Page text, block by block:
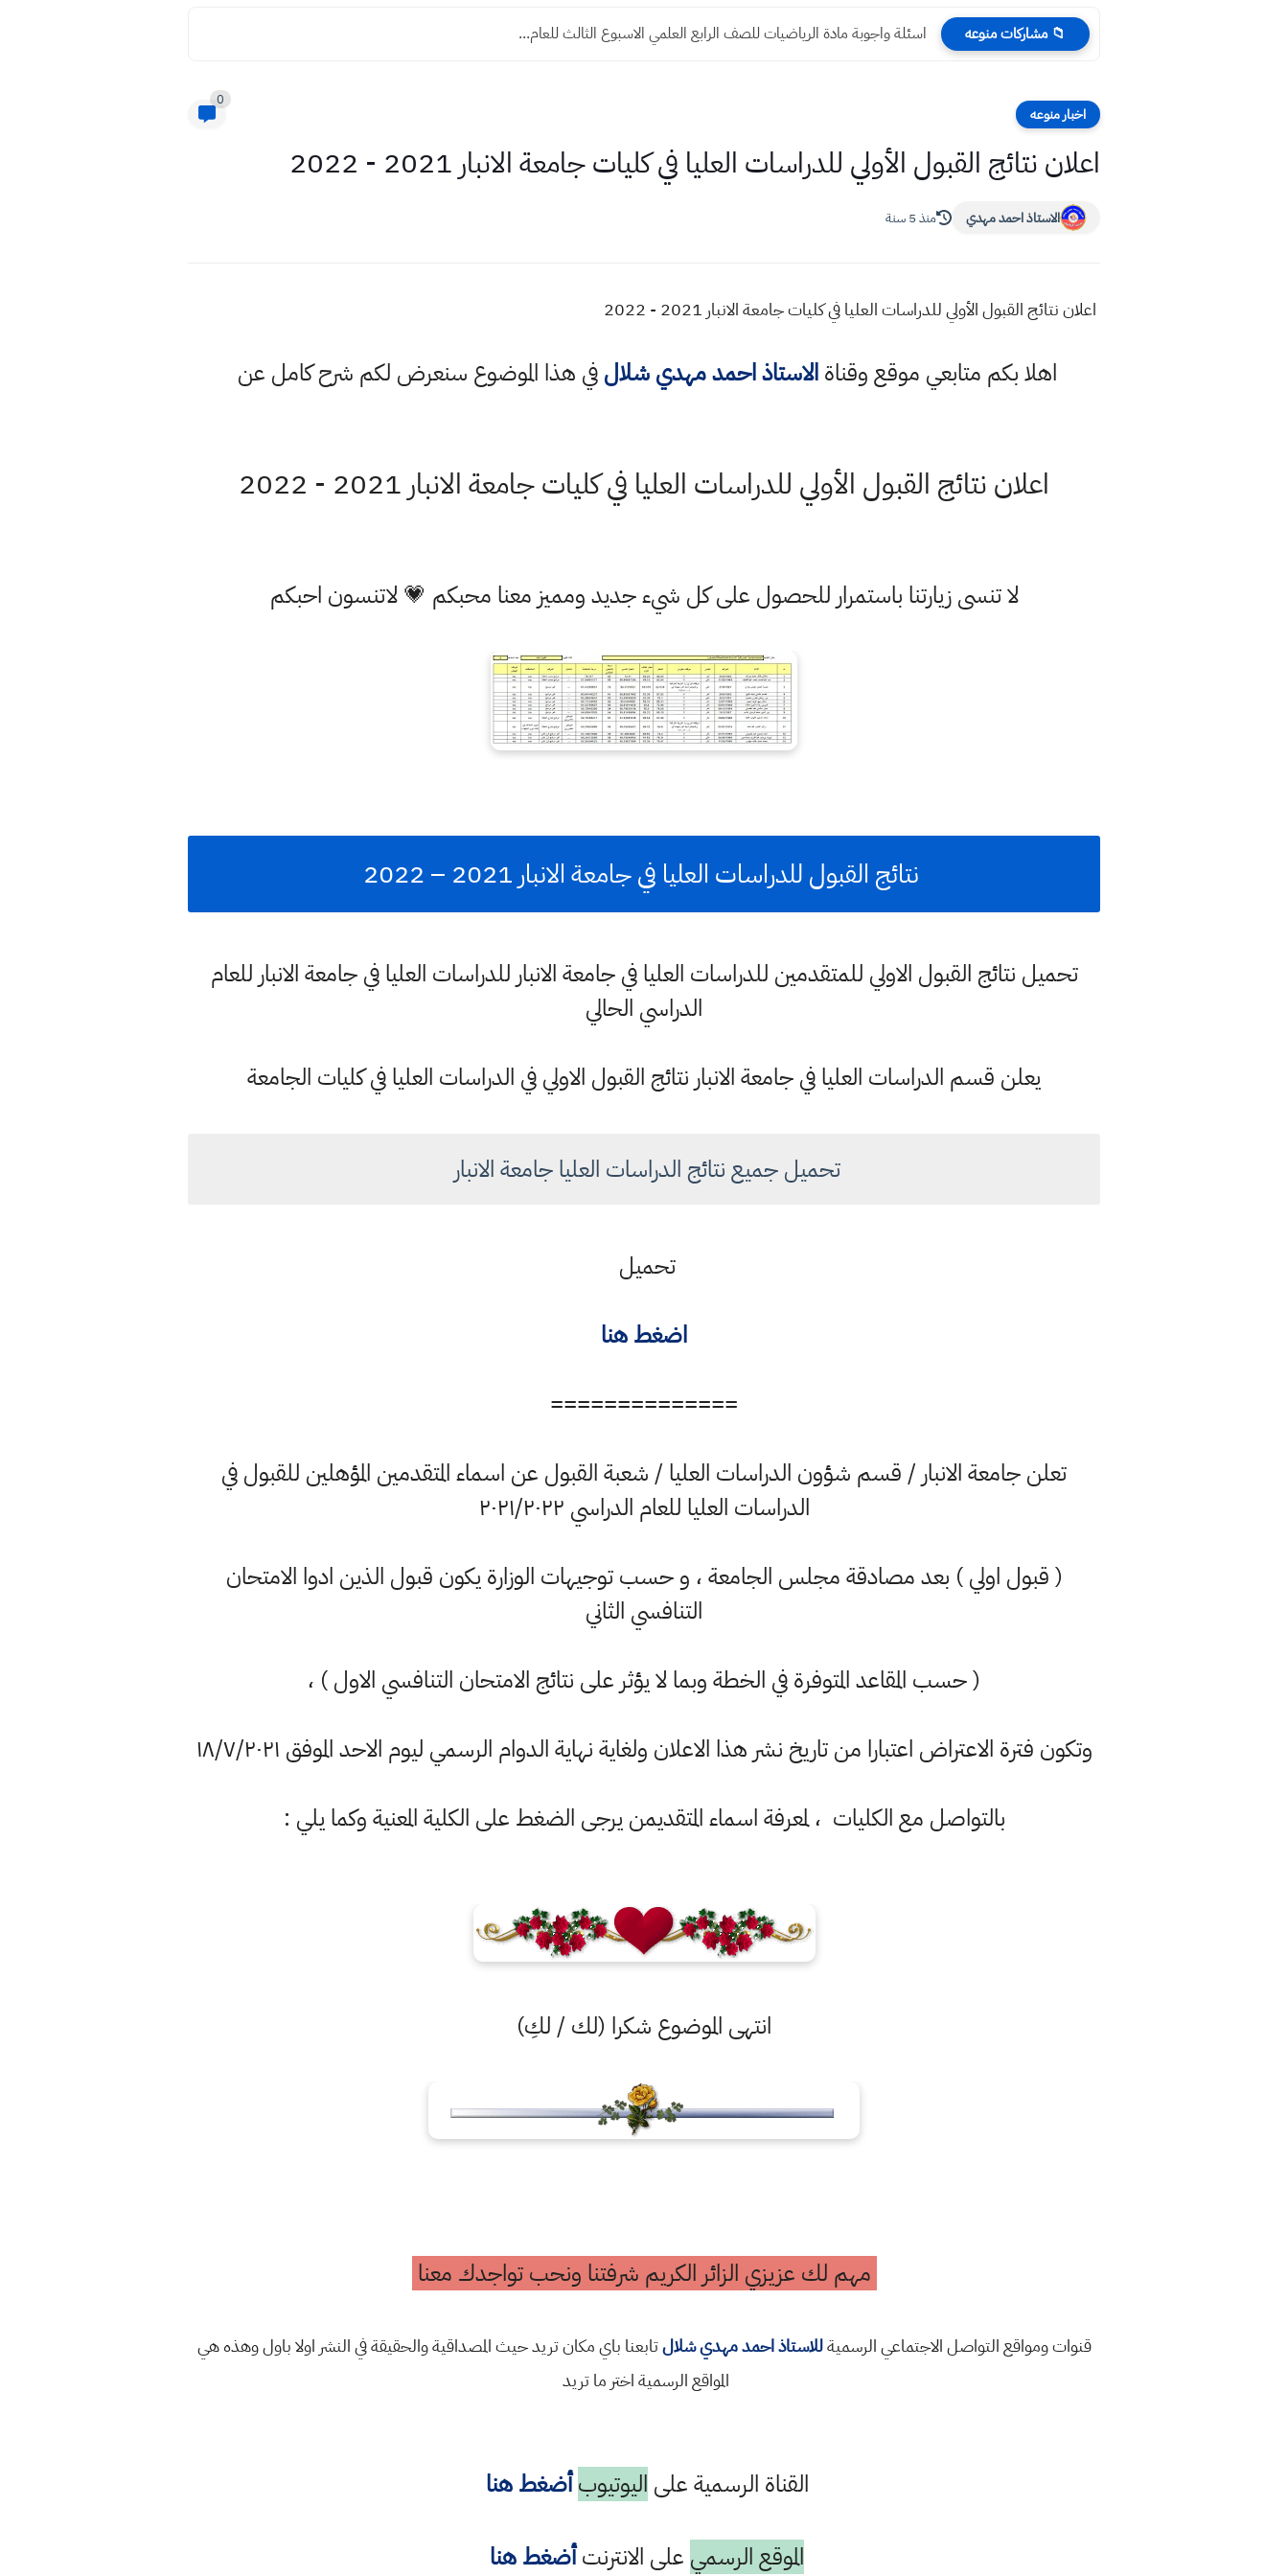
📁 مشاركات منوعه اسئلة واجوبة مادة الرياضيات للصف الرابع العلمي الاسبوع الثالث للعام...
اخبار منوعه
0
اعلان نتائج القبول الأولي للدراسات العليا في كليات جامعة الانبار 2021 - 2022
الاستاذ احمد مهدي منذ 5 سنة
اعلان نتائج القبول الأولي للدراسات العليا في كليات جامعة الانبار 2021 - 2022
اهلا بكم متابعي موقع وقناةالاستاذ احمد مهدي شلالفي هذا الموضوع سنعرض لكم شرح كامل عن
اعلان نتائج القبول الأولي للدراسات العليا في كليات جامعة الانبار 2021 - 2022
لا تنسى زيارتنا باستمرار للحصول على كل شيء جديد ومميز معنا محبكم 💗 لاتنسون احبكم
نتائج القبول للدراسات العليا في جامعة الانبار 2021 – 2022
تحميل نتائج القبول الاولي للمتقدمين للدراسات العليا في جامعة الانبار للدراسات العليا في جامعة الانبار للعام
الدراسي الحالي
يعلن قسم الدراسات العليا في جامعة الانبار نتائج القبول الاولي في الدراسات العليا في كليات الجامعة
تحميل جميع نتائج الدراسات العليا جامعة الانبار
تحميل
اضغط هنا
==============
تعلن جامعة الانبار / قسم شؤون الدراسات العليا / شعبة القبول عن اسماء المتقدمين المؤهلين للقبول في
الدراسات العليا للعام الدراسي ٢٠٢١/٢٠٢٢
( قبول اولي ) بعد مصادقة مجلس الجامعة ، و حسب توجيهات الوزارة يكون قبول الذين ادوا الامتحان
التنافسي الثاني
( حسب المقاعد المتوفرة في الخطة وبما لا يؤثر على نتائج الامتحان التنافسي الاول ) ،
وتكون فترة الاعتراض اعتبارا من تاريخ نشر هذا الاعلان ولغاية نهاية الدوام الرسمي ليوم الاحد الموفق ١٨/٧/٢٠٢١
بالتواصل مع الكليات ، لمعرفة اسماء المتقديمن يرجى الضغط على الكلية المعنية وكما يلي :
انتهى الموضوع شكرا (لك / لكِ)
مهم لك عزيزي الزائر الكريم شرفتنا ونحب تواجدك معنا
قنوات ومواقع التواصل الاجتماعي الرسميةللاستاذ احمد مهدي شلالتابعنا باي مكان تريد حيث المصداقية والحقيقة في النشر اولا باول وهذه هي
المواقع الرسمية اختر ما تريد
القناة الرسمية على اليوتيوب أضغط هنا
الموقع الرسمي على الانترنتأضغط هنا